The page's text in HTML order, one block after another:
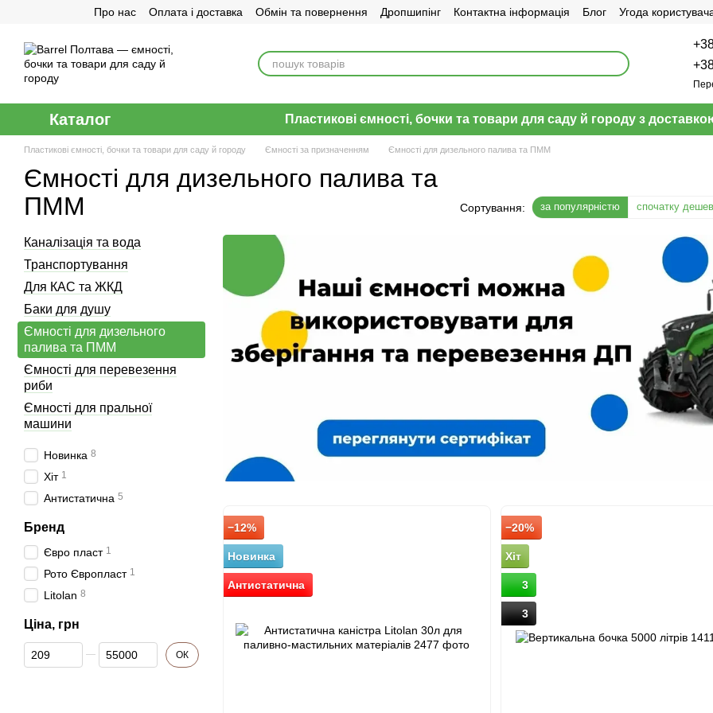
Перейти до основного контенту
Про нас Оплата і доставка Обмін та повернення Дропшипінг Контактна інформація Блог
Угода
Каталог Пластикові ємності, бочки та товари для саду й городу з
Пластикові ємності, бочки та товари для саду й городу Ємності за призначенням Ємності для дизельного палива та ПММ
Ємності для дизельного палива та
ПММ
Сортування: за популярністю спочатку
−12%
Новинка
Антистатична
−20%
Хіт
3
3
Каналізація та вода
Транспортування
Для КАС та ЖКД
Баки для душу
Ємності для дизельного
палива та ПММ
Ємності для перевезення
риби
Ємності для пральної
машини
Новинка 8
Хіт 1
Антистатична 5
Бренд
Євро пласт 1
Рото Європласт 1
Litolan 8
Ціна, грн
Від Ціна, грн
До Ціна, грн ОК